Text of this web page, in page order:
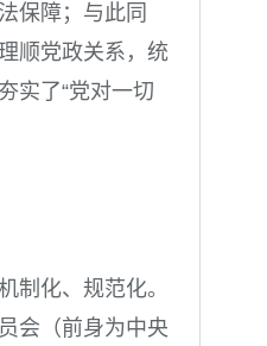
保障；与此同
顺党政关系，统
实了“党对一切
制化、规范化。
会（前身为中央